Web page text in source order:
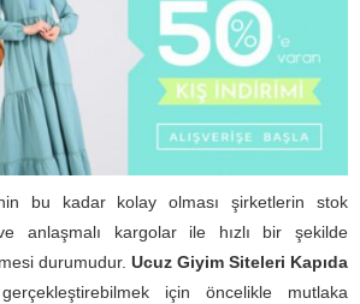
bu kadar kolay olması şirketlerin stok
anlaşmalı kargolar ile hızlı bir şekilde
durumudur. Ucuz Giyim Siteleri Kapıda
için öncelikle mutlaka